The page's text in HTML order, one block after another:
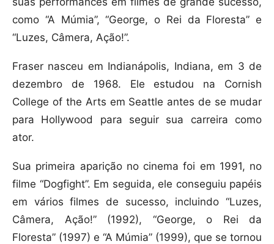
como “A Múmia”, “George, o Rei da Floresta” e
“Luzes, Câmera, Ação!”.
Fraser nasceu em Indianápolis, Indiana, em 3 de
dezembro de 1968. Ele estudou na Cornish
College of the Arts em Seattle antes de se mudar
para Hollywood para seguir sua carreira como
ator.
Sua primeira aparição no cinema foi em 1991, no
filme “Dogfight”. Em seguida, ele conseguiu papéis
em vários filmes de sucesso, incluindo “Luzes,
Câmera, Ação!” (1992), “George, o Rei da
Floresta” (1997) e “A Múmia” (1999), que se tornou